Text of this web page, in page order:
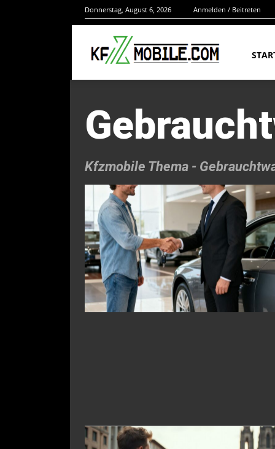
Donnerstag, August 6, 2026 Anmelden / Beitreten
Kfzmobile Thema -